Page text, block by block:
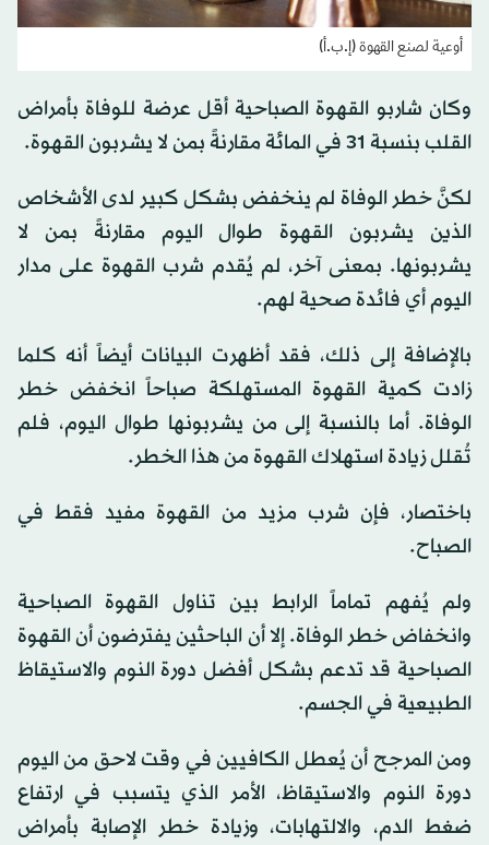
أوعية لصنع القهوة (إ.ب.أ)
وكان شاربو القهوة الصباحية أقل عرضة للوفاة بأمراض
القلب بنسبة 31 في المائة مقارنةً بمن لا يشربون القهوة.
لكنَّ خطر الوفاة لم ينخفض ​​بشكل كبير لدى الأشخاص
الذين يشربون القهوة طوال اليوم مقارنةً بمن لا
يشربونها. بمعنى آخر، لم يُقدم شرب القهوة على مدار
اليوم أي فائدة صحية لهم.
بالإضافة إلى ذلك، فقد أظهرت البيانات أيضاً أنه كلما
زادت كمية القهوة المستهلكة صباحاً انخفض خطر
الوفاة. أما بالنسبة إلى من يشربونها طوال اليوم، فلم
تُقلل زيادة استهلاك القهوة من هذا الخطر.
باختصار، فإن شرب مزيد من القهوة مفيد فقط في
الصباح.
ولم يُفهم تماماً الرابط بين تناول القهوة الصباحية
وانخفاض خطر الوفاة. إلا أن الباحثين يفترضون أن القهوة
الصباحية قد تدعم بشكل أفضل دورة النوم والاستيقاظ
الطبيعية في الجسم.
ومن المرجح أن يُعطل الكافيين في وقت لاحق من اليوم
دورة النوم والاستيقاظ، الأمر الذي يتسبب في ارتفاع
ضغط الدم، والالتهابات، وزيادة خطر الإصابة بأمراض